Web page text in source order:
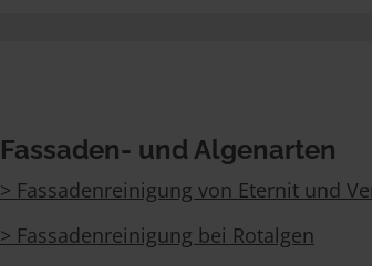
Fassaden- und Algenarten
> Fassadenreinigung von Eternit und
> Fassadenreinigung bei Rotalgen